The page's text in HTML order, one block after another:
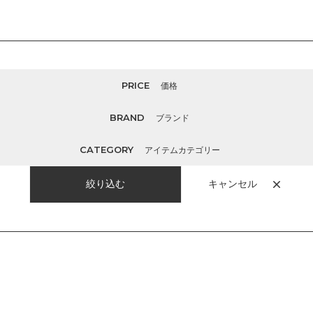
PRICE 価格
BRAND ブランド
CATEGORY アイテムカテゴリー